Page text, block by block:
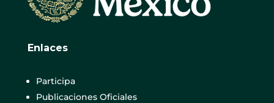
Enlaces
Participa
Publicaciones Oficiales